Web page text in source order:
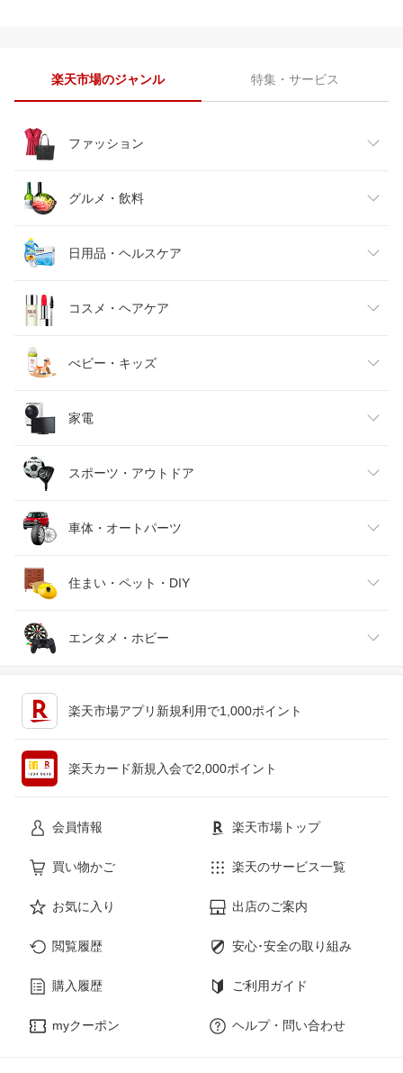
楽天市場のジャンル 特集・サービス
ファッション
レディースファッション
メンズファッション
キッズファッション
ベビーファッション
インナー・下着・ナイトウェア
バッグ・小物・ブランド雑貨
靴
腕時計
ジュエリー・アクセサリー
グルメ・飲料
食品
スイーツ・お菓子
水・ソフトドリンク
ビール・洋酒
ワイン
日本酒・焼酎
日用品・ヘルスケア
日用品雑貨・文房具・手芸
ダイエット・健康
医薬品・コンタクト・介護
コスメ・ヘアケア
美容・コスメ・香水
べビー・キッズ
キッズ・ベビー・マタニティ
おもちゃ
家電
家電
TV・オーディオ・カメラ
スマートフォン・タブレット
パソコン・周辺機器
スポーツ・アウトドア
スポーツ・アウトドア
ゴルフ
車体・オートパーツ
車用品・バイク用品
車・バイク
住まい・ペット・DIY
インテリア・寝具・収納
エンタメ・ホビー
本・雑誌・コミック
楽天市場アプリ新規利用で1,000ポイント
楽天カード新規入会で2,000ポイント
会員情報 楽天市場トップ
買い物かご 楽天のサービス一覧
お気に入り 出店のご案内
閲覧履歴 安心･安全の取り組み
購入履歴 ご利用ガイド
myクーポン ヘルプ・問い合わせ